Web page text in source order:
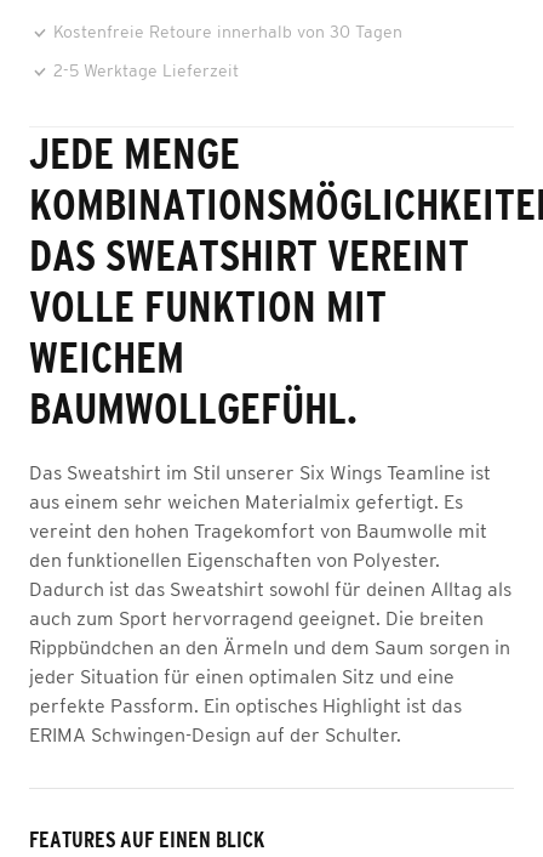
Kostenfreie Retoure innerhalb von 30 Tagen
2-5 Werktage Lieferzeit
JEDE MENGE
DAS SWEATSHIRT VEREINT
VOLLE FUNKTION MIT
WEICHEM
BAUMWOLLGEFÜHL.
Das Sweatshirt im Stil unserer Six Wings Teamline ist
aus einem sehr weichen Materialmix gefertigt. Es
vereint den hohen Tragekomfort von Baumwolle mit
den funktionellen Eigenschaften von Polyester.
Dadurch ist das Sweatshirt sowohl für deinen Alltag als
auch zum Sport hervorragend geeignet. Die breiten
Rippbündchen an den Ärmeln und dem Saum sorgen in
jeder Situation für einen optimalen Sitz und eine
perfekte Passform. Ein optisches Highlight ist das
ERIMA Schwingen-Design auf der Schulter.
FEATURES AUF EINEN BLICK